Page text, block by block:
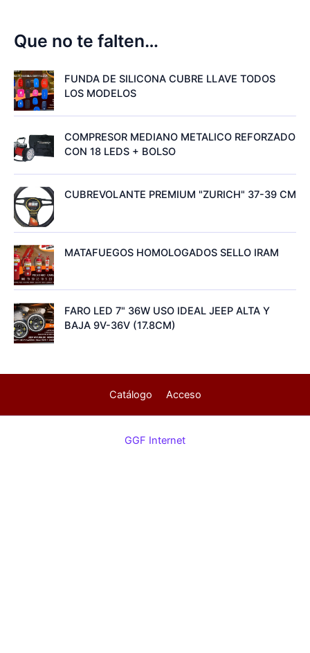
Que no te falten…
FUNDA DE SILICONA CUBRE LLAVE TODOS
LOS MODELOS
COMPRESOR MEDIANO METALICO REFORZADO
CON 18 LEDS + BOLSO
CUBREVOLANTE PREMIUM "ZURICH" 37-39 CM
MATAFUEGOS HOMOLOGADOS SELLO IRAM
FARO LED 7" 36W USO IDEAL JEEP ALTA Y
BAJA 9V-36V (17.8CM)
Catálogo Acceso
GGF Internet